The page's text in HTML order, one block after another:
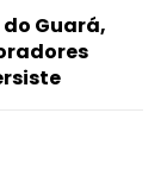
Guará,